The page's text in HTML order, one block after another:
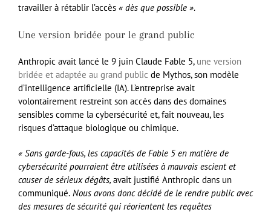
travailler à rétablir l’accès « dès que possible ».
Une version bridée pour le grand public
Anthropic avait lancé le 9 juin Claude Fable 5, une version
bridée et adaptée au grand public de Mythos, son modèle
d’intelligence artificielle (IA). L’entreprise avait
volontairement restreint son accès dans des domaines
sensibles comme la cybersécurité et, fait nouveau, les
risques d’attaque biologique ou chimique.
« Sans garde-fous, les capacités de Fable 5 en matière de
cybersécurité pourraient être utilisées à mauvais escient et
causer de sérieux dégâts, avait justifié Anthropic dans un
communiqué. Nous avons donc décidé de le rendre public avec
des mesures de sécurité qui réorientent les requêtes